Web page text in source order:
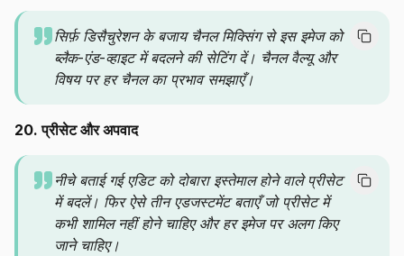
सिर्फ़ डिसैचुरेशन के बजाय चैनल मिक्सिंग से इस इमेज को
ब्लैक-एंड-व्हाइट में बदलने की सेटिंग दें। चैनल वैल्यू और
विषय पर हर चैनल का प्रभाव समझाएँ।
20. प्रीसेट और अपवाद
नीचे बताई गई एडिट को दोबारा इस्तेमाल होने वाले प्रीसेट
में बदलें। फिर ऐसे तीन एडजस्टमेंट बताएँ जो प्रीसेट में
कभी शामिल नहीं होने चाहिए और हर इमेज पर अलग किए
जाने चाहिए।